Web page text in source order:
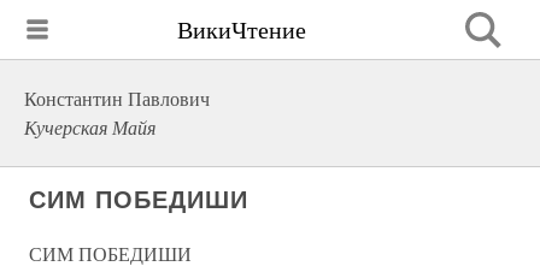
ВикиЧтение
Константин Павлович
Кучерская Майя
СИМ ПОБЕДИШИ
СИМ ПОБЕДИШИ